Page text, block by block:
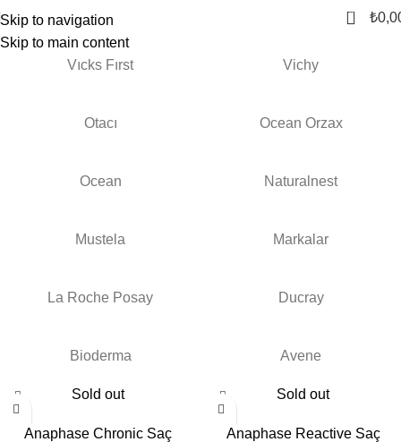
Skip to navigation
Skip to main content
0 ₺
Vıcks Fırst Vichy
Otacı Ocean Orzax
Ocean Naturalnest
Mustela Markalar
La Roche Posay Ducray
Bioderma Avene
Sold out
Anaphase Chronic Saç
Sold out
Anaphase Reactive Saç